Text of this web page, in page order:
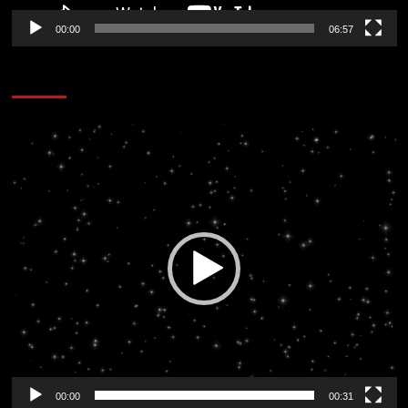
00:00 06:57
Reproductor
vídeo
00:00 00:31